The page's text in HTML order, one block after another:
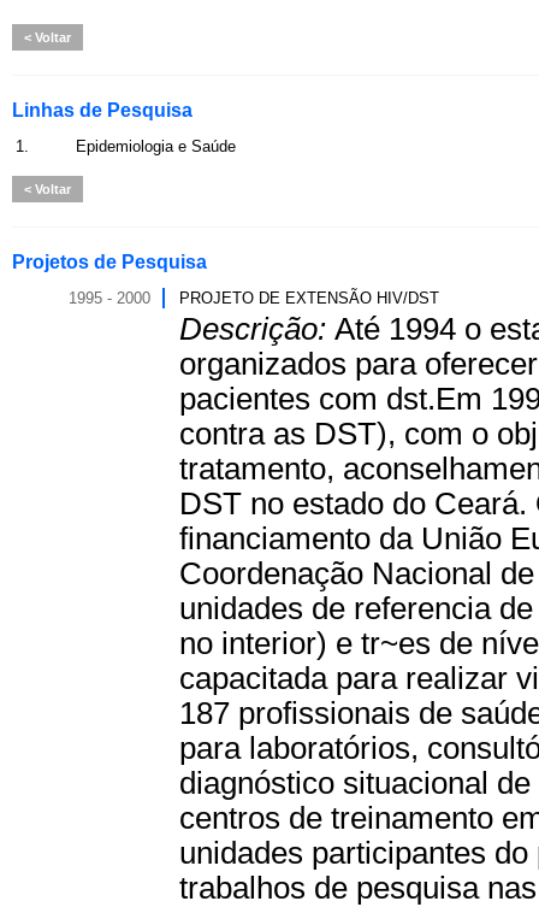
Voltar
Linhas de Pesquisa
1. Epidemiologia e Saúde
Voltar
Projetos de Pesquisa
1995 - 2000 PROJETO DE EXTENSÃO HIV/DST
Descrição: Até 1994 o
organizados para
pacientes com dst.Em
contra as DST), com o
tratamento,
DST no estado do
financiamento da União
Coordenação Nacional
unidades de referencia
no interior) e tr~es de
capacitada para realizar
187 profissionais de
para laboratórios,
diagnóstico situacional
centros de treinamento
unidades participantes
trabalhos de pesquisa